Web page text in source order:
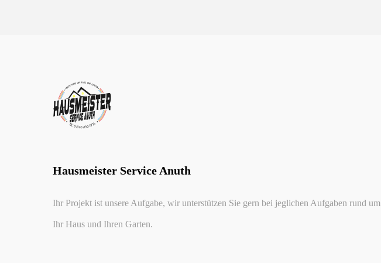
Hausmeister Service Anuth
Ihr Projekt ist unsere Aufgabe, wir unterstützen Sie gern bei jeglichen Aufgaben rund um
Ihr Haus und Ihren Garten.